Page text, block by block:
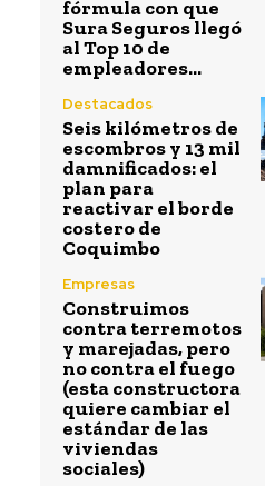
fórmula con que
Sura Seguros llegó
al Top 10 de
empleadores...
Destacados
Seis kilómetros de
escombros y 13 mil
damnificados: el
plan para
reactivar el borde
costero de
Coquimbo
Empresas
Construimos
contra terremotos
y marejadas, pero
no contra el fuego
(esta constructora
quiere cambiar el
estándar de las
viviendas
sociales)